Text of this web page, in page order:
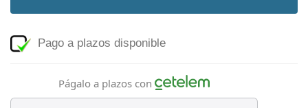
Pago a plazos disponible
Págalo a plazos con